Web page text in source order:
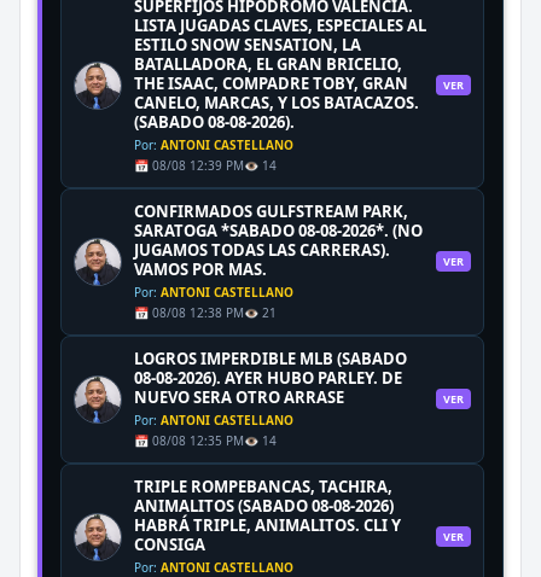
SUPERFIJOS HIPODROMO VALENCIA.
LISTA JUGADAS CLAVES, ESPECIALES AL
ESTILO SNOW SENSATION, LA
BATALLADORA, EL GRAN BRICELIO,
THE ISAAC, COMPADRE TOBY, GRAN
CANELO, MARCAS, Y LOS BATACAZOS.
(SABADO 08-08-2026).
Por: ANTONI CASTELLANO
📅 08/08 12:39 PM👁️ 14
VER
CONFIRMADOS GULFSTREAM PARK,
SARATOGA *SABADO 08-08-2026*. (NO
JUGAMOS TODAS LAS CARRERAS).
VAMOS POR MAS.
Por: ANTONI CASTELLANO
📅 08/08 12:38 PM👁️ 21
VER
LOGROS IMPERDIBLE MLB (SABADO
08-08-2026). AYER HUBO PARLEY. DE
NUEVO SERA OTRO ARRASE
Por: ANTONI CASTELLANO
📅 08/08 12:35 PM👁️ 14
VER
TRIPLE ROMPEBANCAS, TACHIRA,
ANIMALITOS (SABADO 08-08-2026)
HABRÁ TRIPLE, ANIMALITOS. CLI Y
CONSIGA
Por: ANTONI CASTELLANO
VER